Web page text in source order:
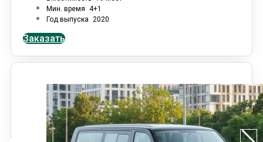
Мин. время 4+1
Год выпуска 2020
Заказать